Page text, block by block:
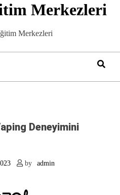
Merkezleri
Merkezleri
Deneyimini
by admin